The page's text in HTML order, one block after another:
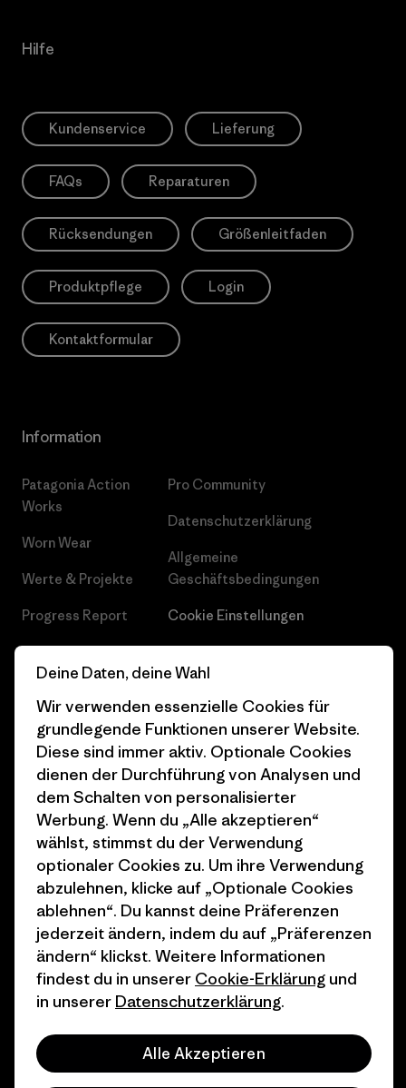
Hilfe
Kundenservice Lieferung
FAQs Reparaturen
Rücksendungen Größenleitfaden
Produktpflege Login
Kontaktformular
Information
Patagonia Action
Works
Worn Wear
Werte & Projekte
Progress Report
Business Unusual
1% For The Planet
Wie wir finanzieren
Geschenkgutscheine
Stores in deiner Nähe
Pro Community
Datenschutzerklärung
Allgemeine
Geschäftsbedingungen
Cookie Einstellungen
Karriere
Industry program
Affiliate-Programm
Patagonia Schweiz
Seitenverzeichnis
© 2026 Patagonia, Inc. All Rights Reserved.
Deine Daten, deine Wahl
Wir verwenden essenzielle Cookies für
grundlegende Funktionen unserer Website.
Diese sind immer aktiv. Optionale Cookies
dienen der Durchführung von Analysen und
dem Schalten von personalisierter
Werbung. Wenn du „Alle akzeptieren“
wählst, stimmst du der Verwendung
optionaler Cookies zu. Um ihre Verwendung
abzulehnen, klicke auf „Optionale Cookies
ablehnen“. Du kannst deine Präferenzen
jederzeit ändern, indem du auf „Präferenzen
ändern“ klickst. Weitere Informationen
findest du in unserer Cookie-Erklärung und
in unserer Datenschutzerklärung.
Alle Akzeptieren